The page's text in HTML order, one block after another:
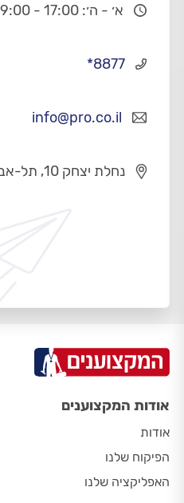
א׳ - ה׳: 17:00 - 09:00
info@pro.co.il
*8877
נחלת יצחק 10, תל-אביב
אודות המקצוענים
אודות
הפיקוח שלנו
האפליקציה שלנו